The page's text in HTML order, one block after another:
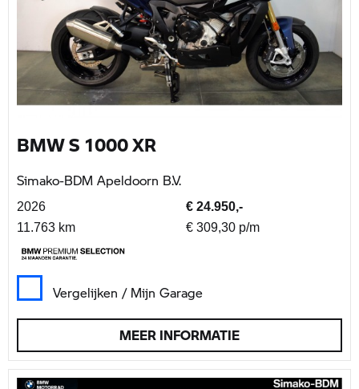
BMW S 1000 XR
Simako-BDM Apeldoorn B.V.
2026
€ 24.950,-
11.763 km
€ 309,30 p/m
Vergelijken / Mijn Garage
MEER INFORMATIE